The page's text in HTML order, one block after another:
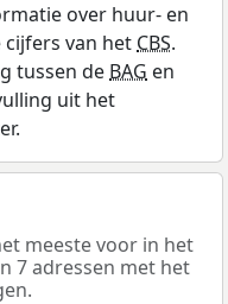
over huur- en
van hetCBS.
tussen deBAG en
uit het
meeste voor in het
7 adressen met het